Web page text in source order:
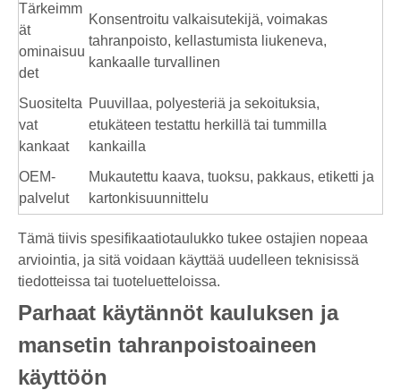
Tärkeimm
ät
ominaisuu
det
Konsentroitu valkaisutekijä, voimakas
tahranpoisto, kellastumista liukeneva,
kankaalle turvallinen
Suositelta
vat
kankaat
Puuvillaa, polyesteriä ja sekoituksia,
etukäteen testattu herkillä tai tummilla
kankailla
OEM-
palvelut
Mukautettu kaava, tuoksu, pakkaus, etiketti ja
kartonkisuunnittelu
Tämä tiivis spesifikaatiotaulukko tukee ostajien nopeaa
arviointia, ja sitä voidaan käyttää uudelleen teknisissä
tiedotteissa tai tuoteluetteloissa.
Parhaat käytännöt kauluksen ja
mansetin tahranpoistoaineen
käyttöön